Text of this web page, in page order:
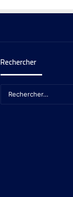
Rechercher